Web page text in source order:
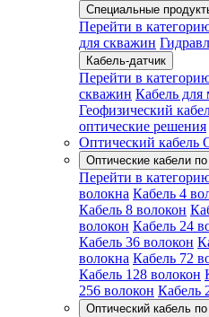
Специальные
Перейти в
для скважин
Кабель-датчик
Перейти в
скважин Кабель для
Геофизический
оптические решения
Оптический кабель
Оптические кабели
Перейти в
волокна Кабель 4
Кабель 8 волокон
волокон Кабель 24
Кабель 36 волокон
волокна Кабель 72
Кабель 128 волокон
256 волокон Кабель
Оптический кабель